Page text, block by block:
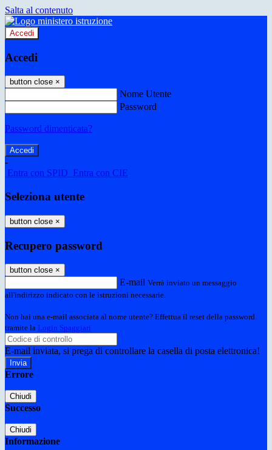
Salta al contenuto
Accedi
Accedi
button close ×
Nome Utente
Password
Password dimenticata?
-
Entra con SPID Entra con CIE
Seleziona utente
button close ×
Recupero password
button close ×
E-mail Verrà inviato un messaggio
all'indirizzo indicato con le istruzioni necessarie.
Non hai una e-mail associata al nome utente? Effettua il reset della password
tramite la Login Spaggiari
E-mail inviata, si prega di controllare la casella di posta elettronica!
Errore
Chiudi
Successo
Chiudi
Informazione